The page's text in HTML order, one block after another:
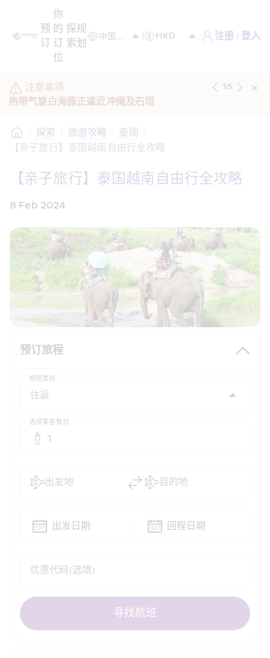
预
订
你
的
订
位
探
索
规
划
注册 / 登入
注意事项
热带气旋白海豚正逼近冲绳及石垣
1/5
/ 探索 / 旅游攻略 / 泰国 /
【亲子旅行】泰国越南自由行全攻略
【亲子旅行】泰国越南自由行全攻略
8 Feb 2024
预订旅程
旅程类别
选择乘客数目
1
优惠代码(选填)
出发地 目的地
出发日期 回程日期
寻找航班